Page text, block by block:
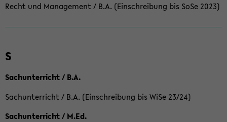
Recht und Management / B.A. (Einschreibung bis SoSe 2023)
S
Sachunterricht / B.A.
Sachunterricht / B.A. (Einschreibung bis WiSe 23/24)
Sachunterricht / M.Ed.